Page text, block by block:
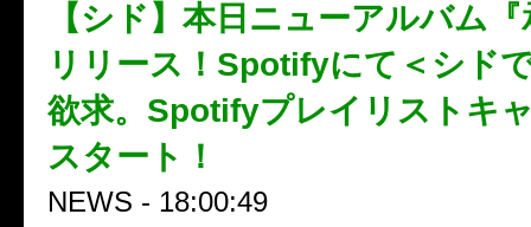
【シド】本日ニューアルバム
リリース！Spotifyにて＜シド
欲求。Spotifyプレイリストキ
スタート！
NEWS - 18:00:49